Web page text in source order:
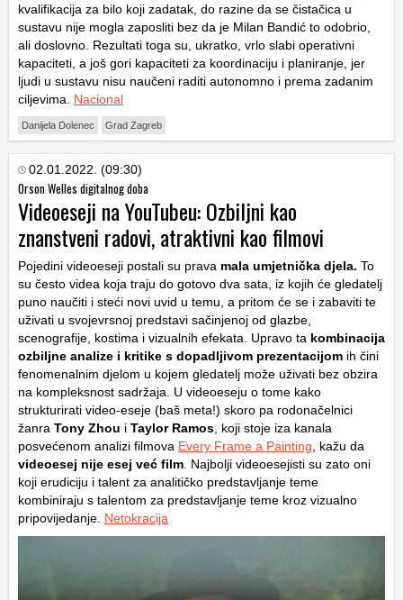
kvalifikacija za bilo koji zadatak, do razine da se čistačica u
sustavu nije mogla zaposliti bez da je Milan Bandić to odobrio,
ali doslovno. Rezultati toga su, ukratko, vrlo slabi operativni
kapaciteti, a još gori kapaciteti za koordinaciju i planiranje, jer
ljudi u sustavu nisu naučeni raditi autonomno i prema zadanim
ciljevima. Nacional
Danijela Dolenec Grad Zagreb
02.01.2022. (09:30)
Orson Welles digitalnog doba
Videoeseji na YouTubeu: Ozbiljni kao
znanstveni radovi, atraktivni kao filmovi
Pojedini videoeseji postali su prava mala umjetnička djela. To
su često videa koja traju do gotovo dva sata, iz kojih će gledatelj
puno naučiti i steći novi uvid u temu, a pritom će se i zabaviti te
uživati u svojevrsnoj predstavi sačinjenoj od glazbe,
scenografije, kostima i vizualnih efekata. Upravo ta kombinacija
ozbiljne analize i kritike s dopadljivom prezentacijom ih čini
fenomenalnim djelom u kojem gledatelj može uživati bez obzira
na kompleksnost sadržaja. U videoeseju o tome kako
strukturirati video-eseje (baš meta!) skoro pa rodonačelnici
žanra Tony Zhou i Taylor Ramos , koji stoje iza kanala
posvećenom analizi filmova Every Frame a Painting , kažu da
videoesej nije esej već film . Najbolji videoesejisti su zato oni
koji erudiciju i talent za analitičko predstavljanje teme
kombiniraju s talentom za predstavljanje teme kroz vizualno
pripovijedanje. Netokracija